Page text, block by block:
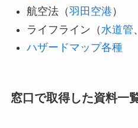
航空法（羽田空港 ）
ライフライン（ 水道管、
ハザードマップ各種
窓口で取得した資料一